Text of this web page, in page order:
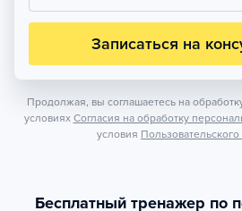
Записаться на
Продолжая, вы соглашаетесь на
условиях Согласия на обработку
условия
Бесплатный тренажер по